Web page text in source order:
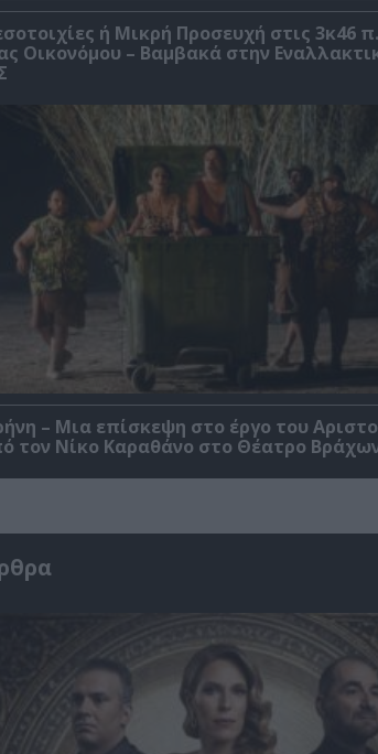
ή Μικρή Προσευχή στις 3κ46
Οικονόμου – Βαμβακά στην
– Μια επίσκεψη στο έργο του
τον Νίκο Καραθάνο στο Θέατρο